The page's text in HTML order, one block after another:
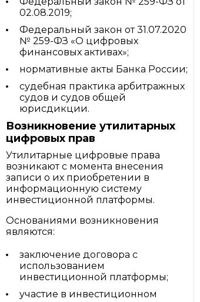
02.08.2019;
Федеральный закон от 31.07.2020
№ 259-ФЗ «О цифровых
финансовых активах»;
нормативные акты Банка России;
судебная практика арбитражных
судов и судов общей
юрисдикции.
Возникновение утилитарных
цифровых прав
Утилитарные цифровые права
возникают с момента внесения
записи о их приобретении в
информационную систему
инвестиционной платформы.
Основаниями возникновения
являются:
заключение договора с
использованием
инвестиционной платформы;
участие в инвестиционном